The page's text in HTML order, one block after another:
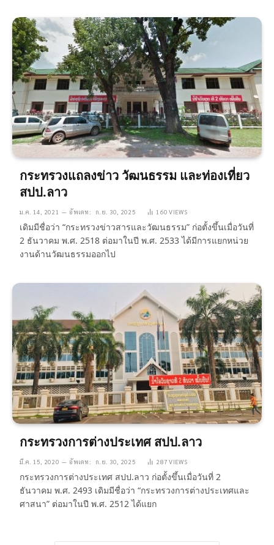
กระทรวงแถลงข่าว วัฒนธรรม และท่องเที่ยว
สปป.ลาว
ม.ค. 14, 2021 อัพเดท: ก.ย. 30, 2025 160VIEWS
เดิมมีชื่อว่า “กระทรวงข่าวสารและวัฒนธรรม” ก่อตั้งขึ้นเมื่อวันที่
2 ธันวาคม พ.ศ. 2518 ต่อมาในปี พ.ศ. 2533 ได้มีการแยกหน่วย
งานด้านวัฒนธรรมออกไป
กระทรวงการต่างประเทศ สปป.ลาว
มี.ค. 15, 2020 อัพเดท: ก.ย. 30, 2025 287VIEWS
กระทรวงการต่างประเทศ สปป.ลาว ก่อตั้งขึ้นเมื่อวันที่ 2
ธันวาคม พ.ศ. 2493 เดิมมีชื่อว่า “กระทรวงการต่างประเทศและ
ศาสนา” ต่อมาในปี พ.ศ. 2512 ได้แยก